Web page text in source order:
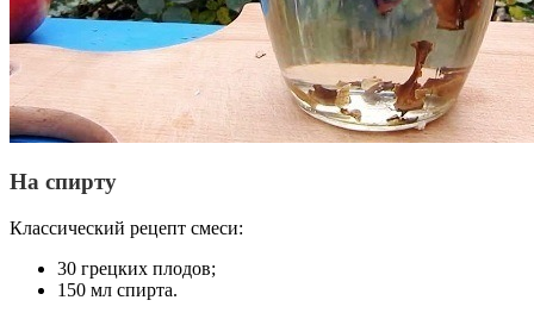
На спирту
Классический рецепт смеси:
30 грецких плодов;
150 мл спирта.